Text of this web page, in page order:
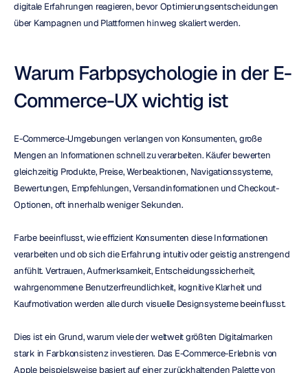
digitale Erfahrungen reagieren, bevor Optimierungsentscheidungen
über Kampagnen und Plattformen hinweg skaliert werden.
Warum Farbpsychologie in der E-
Commerce-UX wichtig ist
E-Commerce-Umgebungen verlangen von Konsumenten, große
Mengen an Informationen schnell zu verarbeiten. Käufer bewerten
gleichzeitig Produkte, Preise, Werbeaktionen, Navigationssysteme,
Bewertungen, Empfehlungen, Versandinformationen und Checkout-
Optionen, oft innerhalb weniger Sekunden.
Farbe beeinflusst, wie effizient Konsumenten diese Informationen
verarbeiten und ob sich die Erfahrung intuitiv oder geistig anstrengend
anfühlt. Vertrauen, Aufmerksamkeit, Entscheidungssicherheit,
wahrgenommene Benutzerfreundlichkeit, kognitive Klarheit und
Kaufmotivation werden alle durch visuelle Designsysteme beeinflusst.
Dies ist ein Grund, warum viele der weltweit größten Digitalmarken
stark in Farbkonsistenz investieren. Das E-Commerce-Erlebnis von